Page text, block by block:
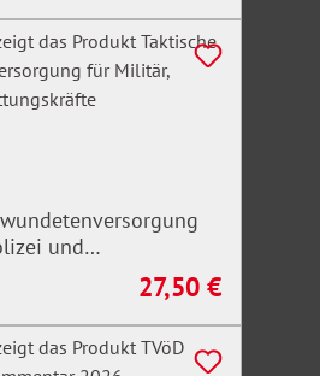
und
Regulärer Preis:
27,50 €